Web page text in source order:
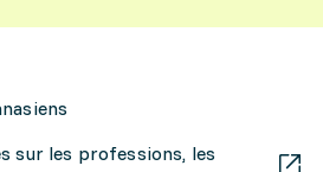
sur les professions, les